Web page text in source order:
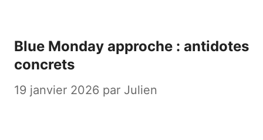
Blue Monday approche : antidotes
concrets
19 janvier 2026 par Julien